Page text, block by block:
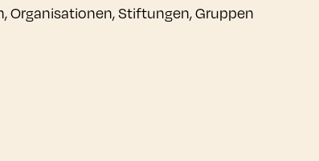
Organisationen, Stiftungen, Gruppen